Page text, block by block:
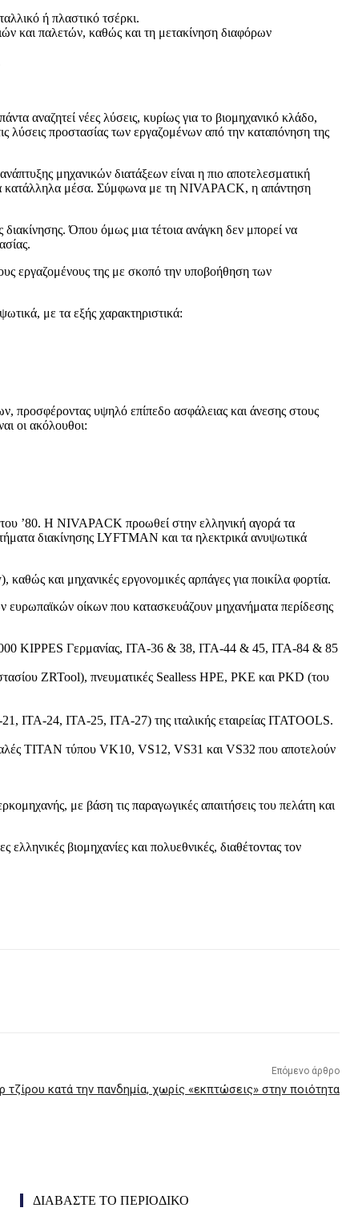
ή πλαστικό τσέρκι.
και παλετών, καθώς και τη μετακίνηση διαφόρων
αναζητεί νέες λύσεις, κυρίως για το βιομηχανικό κλάδο,
λύσεις προστασίας των εργαζομένων από την καταπόνηση της
μηχανικών διατάξεων είναι η πιο αποτελεσματική
τα κατάλληλα μέσα. Σύμφωνα με τη NIVAPACK, η απάντηση
διακίνησης. Όπου όμως μια τέτοια ανάγκη δεν μπορεί να
εργαζομένους της με σκοπό την υποβοήθηση των
με τα εξής χαρακτηριστικά:
προσφέροντας υψηλό επίπεδο ασφάλειας και άνεσης στους
οι ακόλουθοι:
’80. Η NIVAPACK προωθεί στην ελληνική αγορά τα
διακίνησης LYFTMAN και τα ηλεκτρικά ανυψωτικά
και μηχανικές εργονομικές αρπάγες για ποικίλα φορτία.
ευρωπαϊκών οίκων που κατασκευάζουν μηχανήματα περίδεσης
KIPPES Γερμανίας, ΙΤΑ-36 & 38, ΙΤΑ-44 & 45, ITA-84 & 85
ZRTool), πνευματικές Sealless HPE, PKE και PKD (του
ΙΤΑ-24, ΙΤΑ-25, ΙΤΑ-27) της ιταλικής εταιρείας ITATOOLS.
ΤΙΤΑΝ τύπου VK10, VS12, VS31 και VS32 που αποτελούν
με βάση τις παραγωγικές απαιτήσεις του πελάτη και
βιομηχανίες και πολυεθνικές, διαθέτοντας τον
Επόμενο άρθρο
κατά την πανδημία, χωρίς «εκπτώσεις» στην ποιότητα
ΔΙΑΒΑΣΤΕ ΤΟ ΠΕΡΙΟΔΙΚΟ